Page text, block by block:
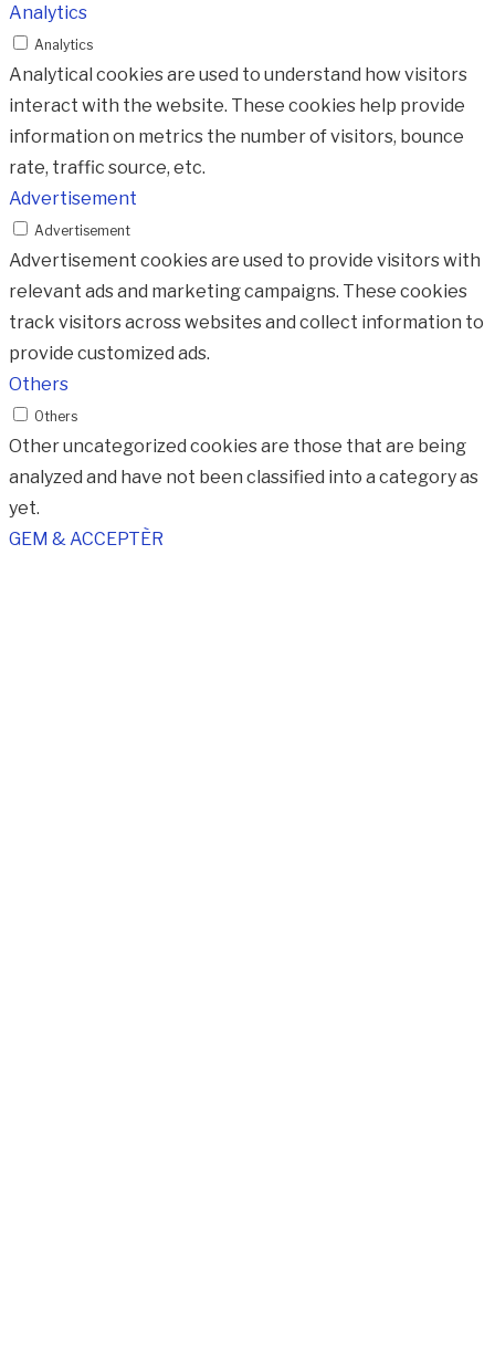
Analytics
Analytics
Analytical cookies are used to understand how visitors
interact with the website. These cookies help provide
information on metrics the number of visitors, bounce
rate, traffic source, etc.
Advertisement
Advertisement
Advertisement cookies are used to provide visitors with
relevant ads and marketing campaigns. These cookies
track visitors across websites and collect information to
provide customized ads.
Others
Others
Other uncategorized cookies are those that are being
analyzed and have not been classified into a category as
yet.
GEM & ACCEPTÈR